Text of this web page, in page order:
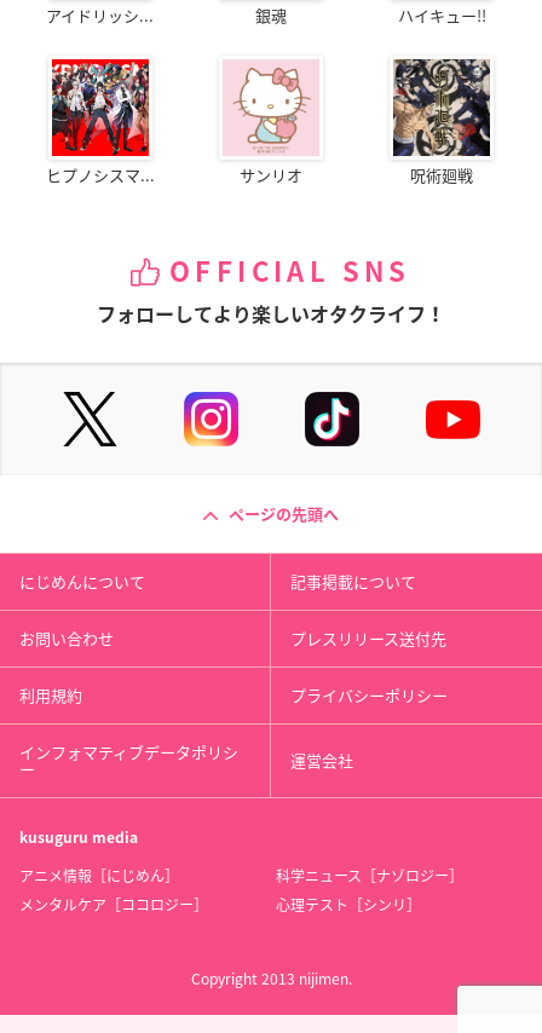
アイドリッシ... 銀魂 ハイキュー!!
ヒプノシスマ... サンリオ 呪術廻戦
OFFICIAL SNS
フォローしてより楽しいオタクライフ！
ページの先頭へ
にじめんについて 記事掲載について
お問い合わせ プレスリリース送付先
利用規約 プライバシーポリシー
インフォマティブデータポリシ
ー 運営会社
kusuguru media
アニメ情報［にじめん］
科学ニュース［ナゾロジー］
メンタルケア［ココロジー］
心理テスト［シンリ］
Copyright 2013 nijimen.